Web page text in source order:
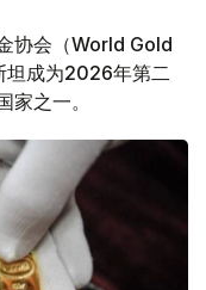
协会（World Gold
坦成为2026年第二
之一。